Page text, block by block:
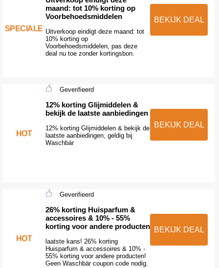
SPECIALE
maand: tot 10% korting op
Voorbehoedsmiddelen
Uitverkoop eindigt deze maand: tot
10% korting op
Voorbehoedsmiddelen, pas deze
deal nu toe zonder kortingsbon.
BEKIJK DEAL
HOT
Geverifieerd
12% korting Glijmiddelen &
bekijk de laatste aanbiedingen
12% korting Glijmiddelen & bekijk de
laatste aanbiedingen, geldig bij
Waschbär
BEKIJK DEAL
HOT
Geverifieerd
26% korting Huisparfum &
accessoires & 10% - 55%
korting voor andere producten
laatste kans! 26% korting
Huisparfum & accessoires & 10% -
55% korting voor andere producten!
Geen Waschbär coupon code nodig.
BEKIJK DEAL